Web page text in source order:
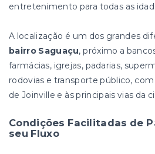
entretenimento para todas as
A localização é um dos grandes
bairro Saguaçu, próximo a
farmácias, igrejas, padarias,
rodovias e transporte público,
de Joinville e às principais vias da
Condições Facilitadas de
seu Fluxo